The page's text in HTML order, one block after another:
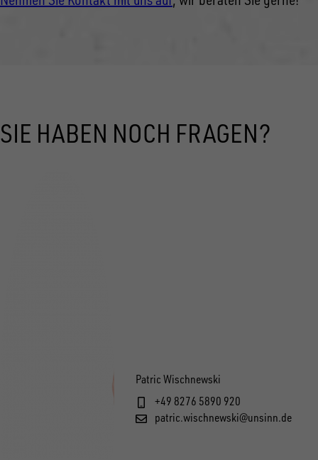
SIE HABEN NOCH FRAGEN?
Patric Wischnewski
+49 8276 5890 920
patric.wischnewski@unsinn.de